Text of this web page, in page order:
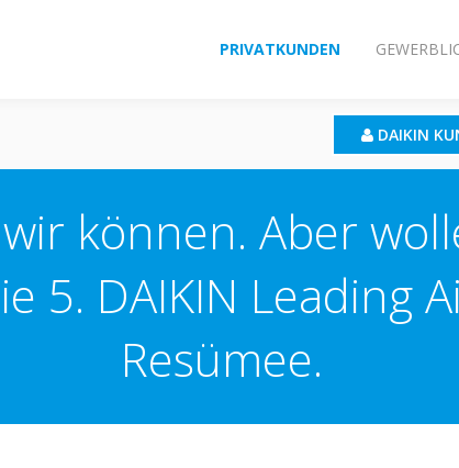
PRIVATKUNDEN
DAIKIN
können. Aber
5. DAIKIN Leading
Resümee.